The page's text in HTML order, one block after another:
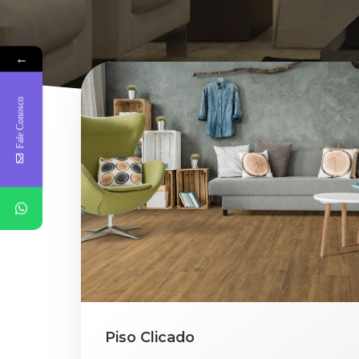
Piso Clicado
←
Fale Conosco